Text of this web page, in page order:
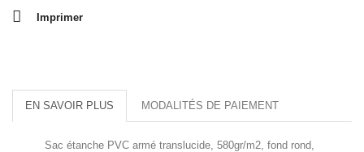
Imprimer
EN SAVOIR PLUS MODALITÉS DE PAIEMENT
Sac étanche PVC armé translucide, 580gr/m2, fond rond,